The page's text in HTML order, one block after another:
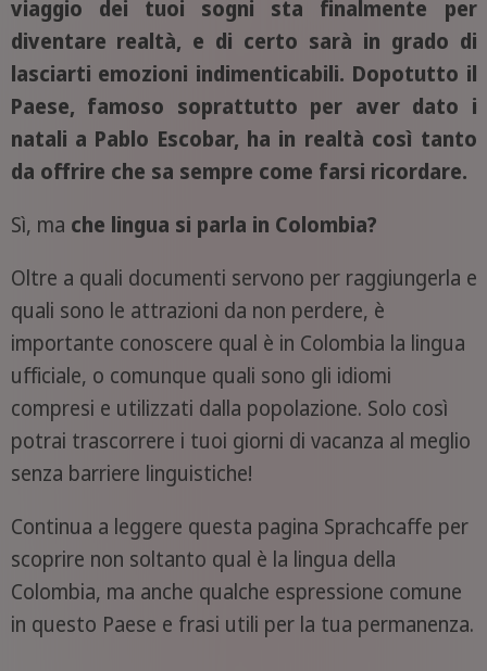
viaggio dei tuoi sogni sta finalmente per
diventare realtà, e di certo sarà in grado di
lasciarti emozioni indimenticabili. Dopotutto il
Paese, famoso soprattutto per aver dato i
natali a Pablo Escobar, ha in realtà così tanto
da offrire che sa sempre come farsi ricordare.
Sì, ma che lingua si parla in Colombia?
Oltre a quali documenti servono per raggiungerla e
quali sono le attrazioni da non perdere, è
importante conoscere qual è in Colombia la lingua
ufficiale, o comunque quali sono gli idiomi
compresi e utilizzati dalla popolazione. Solo così
potrai trascorrere i tuoi giorni di vacanza al meglio
senza barriere linguistiche!
Continua a leggere questa pagina Sprachcaffe per
scoprire non soltanto qual è la lingua della
Colombia, ma anche qualche espressione comune
in questo Paese e frasi utili per la tua permanenza.